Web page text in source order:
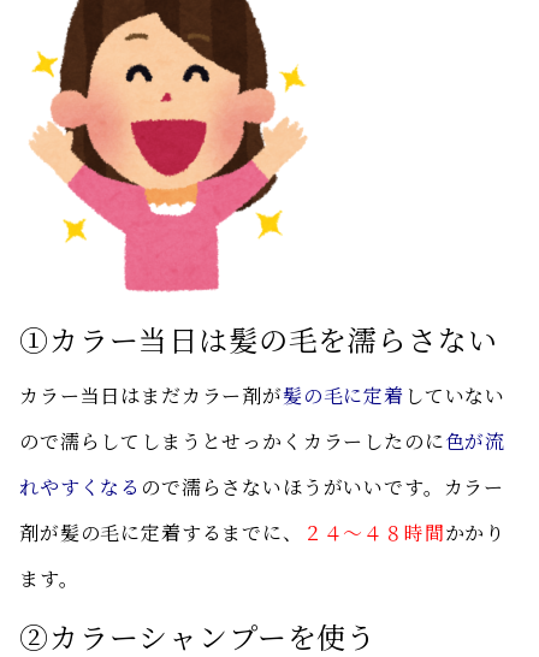
①カラー当日は髪の毛を濡らさない
カラー当日はまだカラー剤が髪の毛に定着 していない
ので濡らしてしまうとせっかくカラーしたのに色が流
れやすくなる ので濡らさないほうがいいです。カラー
剤が髪の毛に定着するまでに、
２４〜４８時間かかり
ます。
②カラーシャンプーを使う